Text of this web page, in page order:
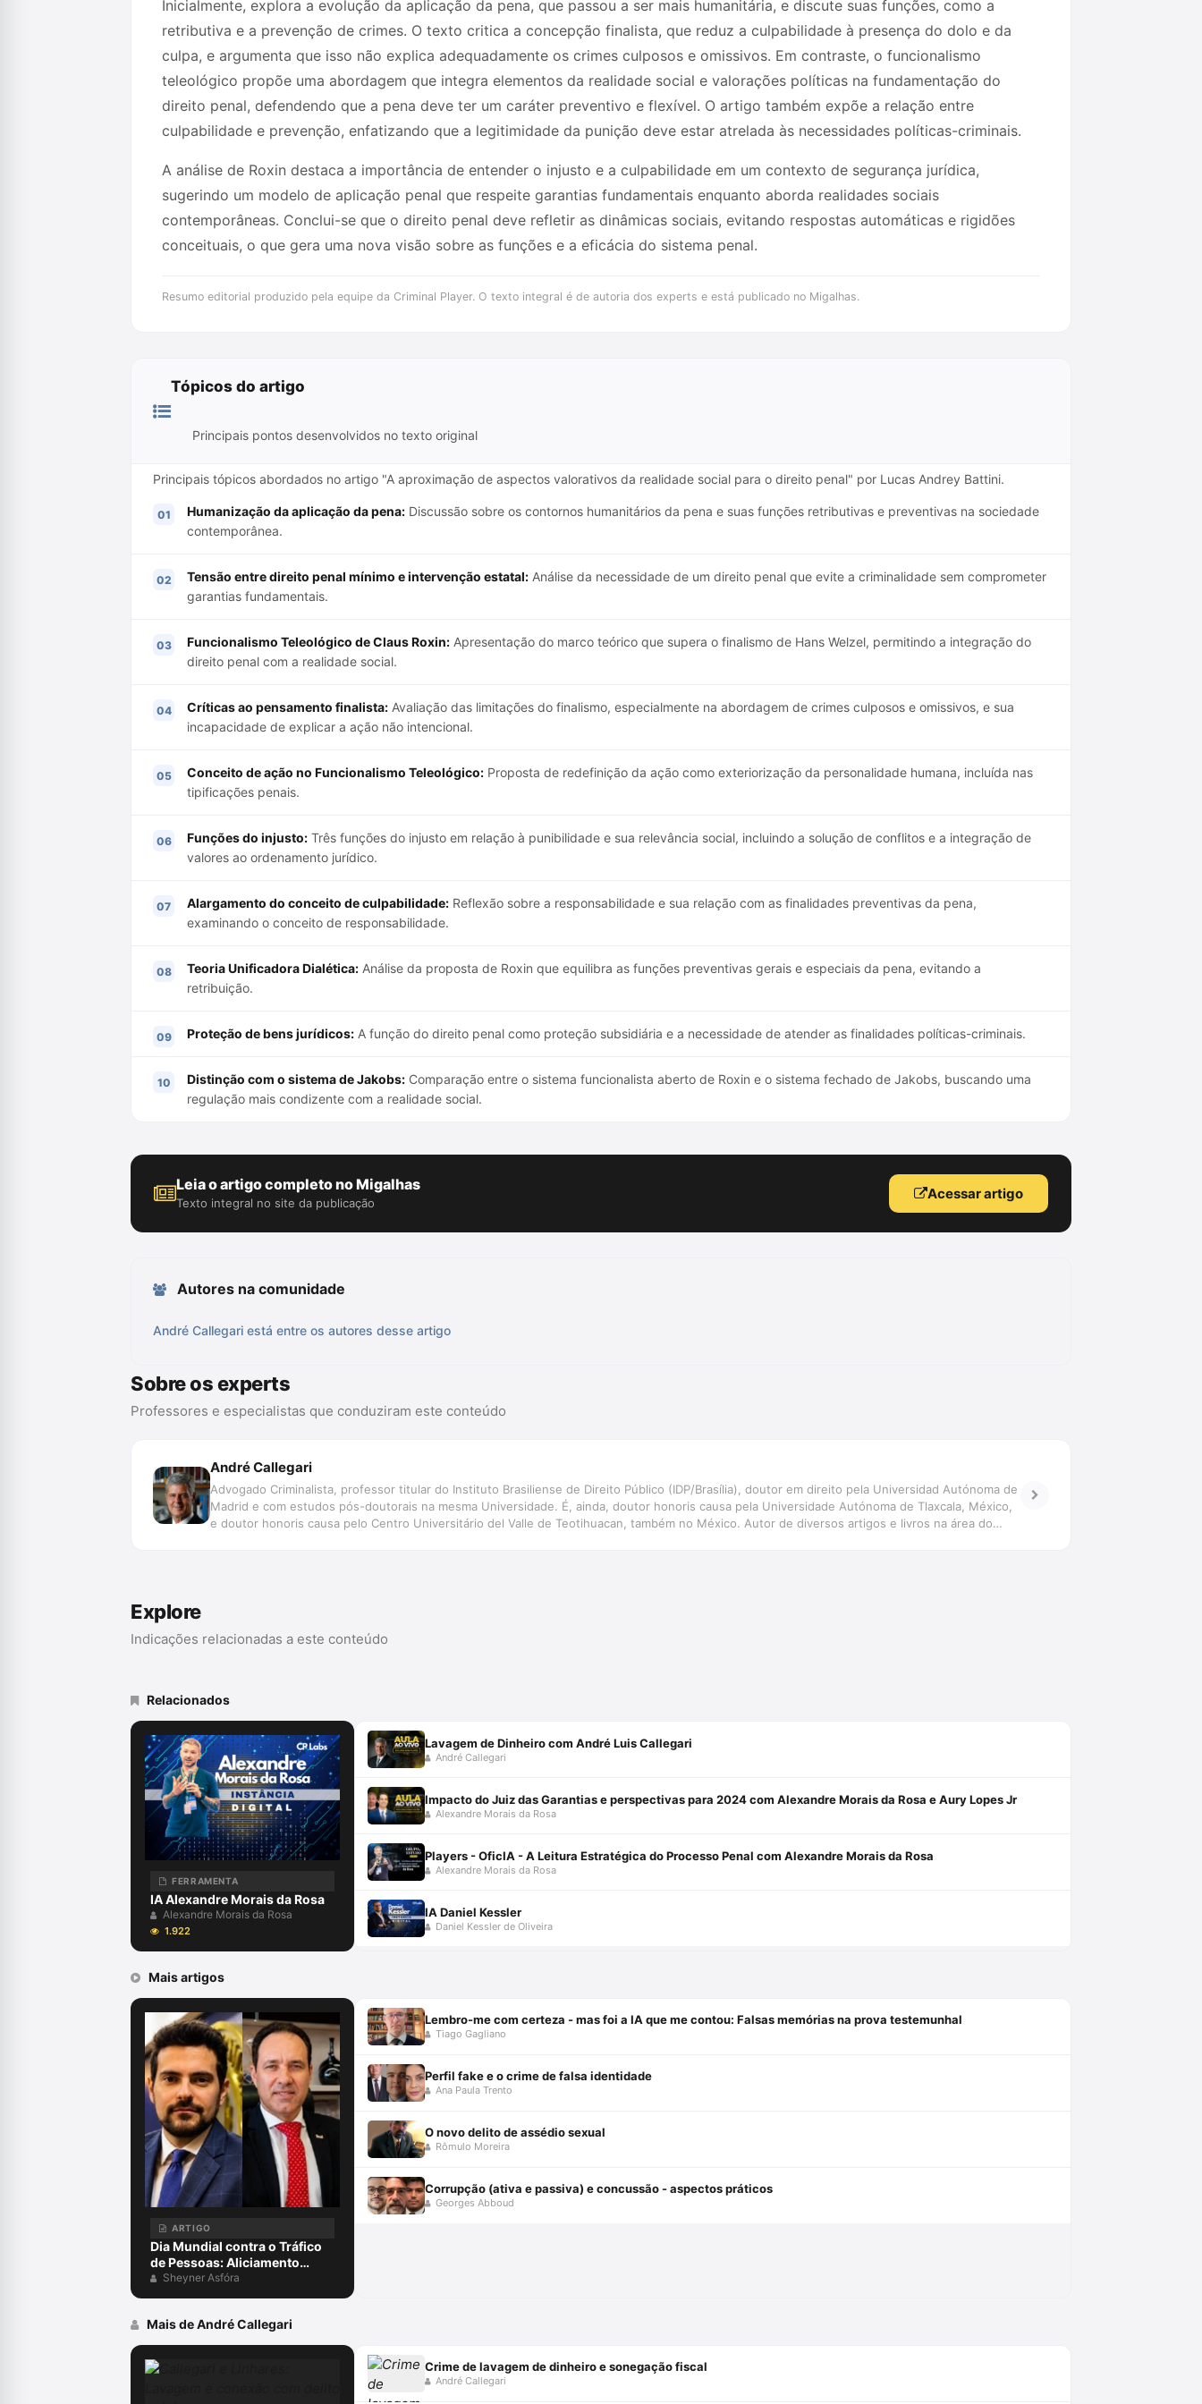
Inicialmente, explora a evolução da aplicação da pena, que passou a ser mais humanitária, e discute suas funções, como a
retributiva e a prevenção de crimes. O texto critica a concepção finalista, que reduz a culpabilidade à presença do dolo e da
culpa, e argumenta que isso não explica adequadamente os crimes culposos e omissivos. Em contraste, o funcionalismo
teleológico propõe uma abordagem que integra elementos da realidade social e valorações políticas na fundamentação do
direito penal, defendendo que a pena deve ter um caráter preventivo e flexível. O artigo também expõe a relação entre
culpabilidade e prevenção, enfatizando que a legitimidade da punição deve estar atrelada às necessidades políticas-criminais.
A análise de Roxin destaca a importância de entender o injusto e a culpabilidade em um contexto de segurança jurídica,
sugerindo um modelo de aplicação penal que respeite garantias fundamentais enquanto aborda realidades sociais
contemporâneas. Conclui-se que o direito penal deve refletir as dinâmicas sociais, evitando respostas automáticas e rigidões
conceituais, o que gera uma nova visão sobre as funções e a eficácia do sistema penal.
Resumo editorial produzido pela equipe da Criminal Player. O texto integral é de autoria dos experts e está publicado no Migalhas.
Tópicos do artigo
Principais pontos desenvolvidos no texto original
Principais tópicos abordados no artigo "A aproximação de aspectos valorativos da realidade social para o direito penal" por Lucas Andrey Battini.
Humanização da aplicação da pena: Discussão sobre os contornos humanitários da pena e suas funções retributivas e preventivas na sociedade
contemporânea.
Tensão entre direito penal mínimo e intervenção estatal: Análise da necessidade de um direito penal que evite a criminalidade sem comprometer
garantias fundamentais.
Funcionalismo Teleológico de Claus Roxin: Apresentação do marco teórico que supera o finalismo de Hans Welzel, permitindo a integração do
direito penal com a realidade social.
Críticas ao pensamento finalista: Avaliação das limitações do finalismo, especialmente na abordagem de crimes culposos e omissivos, e sua
incapacidade de explicar a ação não intencional.
Conceito de ação no Funcionalismo Teleológico: Proposta de redefinição da ação como exteriorização da personalidade humana, incluída nas
tipificações penais.
Funções do injusto: Três funções do injusto em relação à punibilidade e sua relevância social, incluindo a solução de conflitos e a integração de
valores ao ordenamento jurídico.
Alargamento do conceito de culpabilidade: Reflexão sobre a responsabilidade e sua relação com as finalidades preventivas da pena,
examinando o conceito de responsabilidade.
Teoria Unificadora Dialética: Análise da proposta de Roxin que equilibra as funções preventivas gerais e especiais da pena, evitando a
retribuição.
Proteção de bens jurídicos: A função do direito penal como proteção subsidiária e a necessidade de atender as finalidades políticas-criminais.
Distinção com o sistema de Jakobs: Comparação entre o sistema funcionalista aberto de Roxin e o sistema fechado de Jakobs, buscando uma
regulação mais condizente com a realidade social.
Leia o artigo completo no Migalhas
Texto integral no site da publicação
Acessar artigo
Autores na comunidade
André Callegari está entre os autores desse artigo
Sobre os experts
Professores e especialistas que conduziram este conteúdo
André Callegari
Advogado Criminalista, professor titular do Instituto Brasiliense de Direito Público (IDP/Brasília), doutor em direito pela Universidad Autónoma de
Madrid e com estudos pós-doutorais na mesma Universidade. É, ainda, doutor honoris causa pela Universidade Autónoma de Tlaxcala, México,
e doutor honoris causa pelo Centro Universitário del Valle de Teotihuacan, também no México. Autor de diversos artigos e livros na área do
Explore
Indicações relacionadas a este conteúdo
Relacionados
FERRAMENTA
IA Alexandre Morais da Rosa
Alexandre Morais da Rosa
1.922
Lavagem de Dinheiro com André Luis Callegari
André Callegari
Impacto do Juiz das Garantias e perspectivas para 2024 com Alexandre Morais da Rosa e Aury Lopes Jr
Alexandre Morais da Rosa
Players - OficIA - A Leitura Estratégica do Processo Penal com Alexandre Morais da Rosa
Alexandre Morais da Rosa
IA Daniel Kessler
Daniel Kessler de Oliveira
Mais artigos
ARTIGO
Dia Mundial contra o Tráfico
de Pessoas: Aliciamento
digital, aprisionamento e
o papel da advocacia criminal
Sheyner Asfóra
Lembro-me com certeza - mas foi a IA que me contou: Falsas memórias na prova testemunhal
Tiago Gagliano
Perfil fake e o crime de falsa identidade
Ana Paula Trento
O novo delito de assédio sexual
Rômulo Moreira
Corrupção (ativa e passiva) e concussão - aspectos práticos
Georges Abboud
Mais de André Callegari
Crime de lavagem de dinheiro e sonegação fiscal
André Callegari